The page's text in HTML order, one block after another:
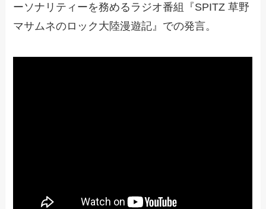
ーソナリティーを務めるラジオ番組『SPITZ 草野
マサムネのロック大陸漫遊記』での発言。